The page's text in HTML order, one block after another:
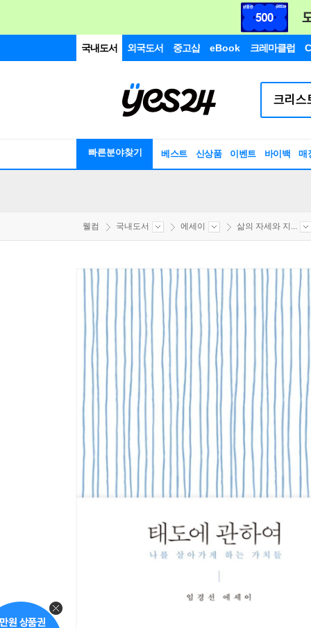
국내도서 외국도서 중고샵 eBook 크레마클럽
빠른분야찾기 베스트 신상품 이벤트 바이백 매
웰컴 국내도서 에세이 삶의 자세와 지...